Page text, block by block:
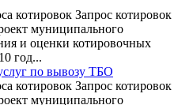
котировок Запрос котировок
муниципального
и оценки котировочных
год...
по вывозу ТБО
котировок Запрос котировок
муниципального